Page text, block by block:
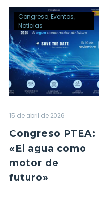
Congreso
«El
agua
como
motor
de
futuro»
Congreso Eventos
Noticias
15 de abril de 2026
Congreso PTEA:
«El agua como
motor de
futuro»